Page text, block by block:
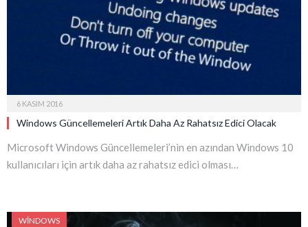
6 KASIM 2016
Windows Güncellemeleri Artık Daha Az Rahatsız Edici Olacak
Microsoft Windows Güncellemeleri’nin en azından Windows 10
kullanıcıları için artık daha az rahatsız edici olması…
WINDOWS